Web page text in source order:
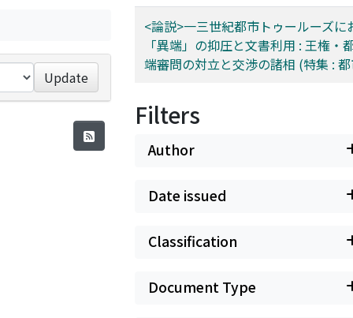
Update
<論説>一三世紀都市トゥールーズに
「異端」の抑圧と文書利用 : 王権・
端審問の対立と交渉の諸相 (特集 :
Filters
Author
Date issued
Classification
Document Type